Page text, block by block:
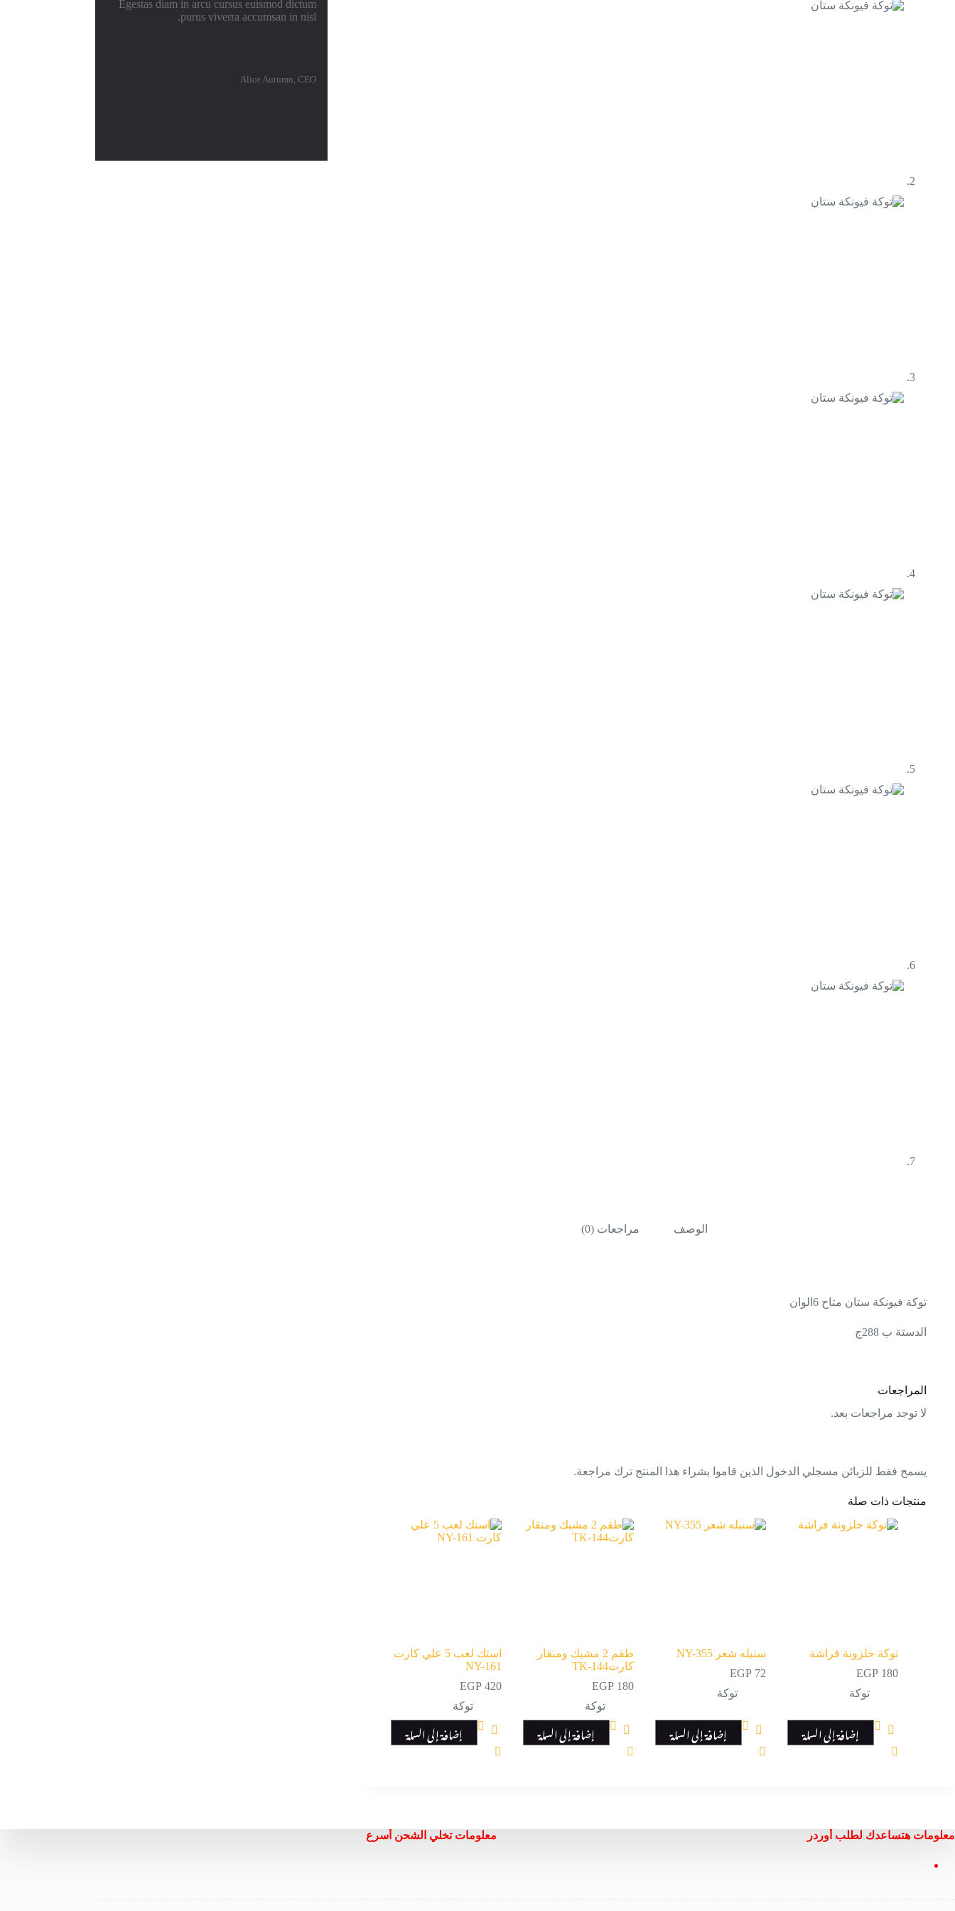
الوصف مراجعات (0)
توكة فيونكة ستان متاح 6الوان
الدستة ب 288ج
المراجعات
لا توجد مراجعات بعد.
يسمح فقط للزبائن مسجلي الدخول الذين قاموا بشراء هذا المنتج ترك مراجعة.
منتجات ذات صلة
توكة حلزونة فراشة
EGP 180
توكة
إضافة إلى السلة
سنبله شعر NY-355
EGP72
توكة
إضافة إلى السلة
طقم 2 مشبك ومنقار
كارتTK-144
EGP180
توكة
إضافة إلى السلة
استك لعب 5 علي كارت
NY-161
EGP420
توكة
إضافة إلى السلة
Egestas diam in arcu cursus euismod dictum
purus viverra accumsan in nisl.
Alice Autumn, CEO
معلومات هتساعدك لطلب أوردر معلومات تخلي الشحن أسرع